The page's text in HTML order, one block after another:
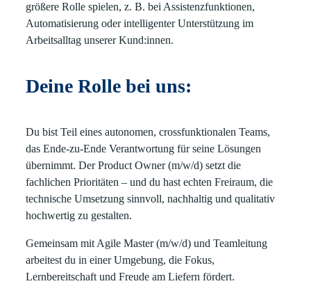
größere Rolle spielen, z. B. bei Assistenzfunktionen,
Automatisierung oder intelligenter Unterstützung im
Arbeitsalltag unserer Kund:innen.
Deine Rolle bei uns:
Du bist Teil eines autonomen, crossfunktionalen Teams,
das Ende-zu-Ende Verantwortung für seine Lösungen
übernimmt. Der Product Owner (m/w/d) setzt die
fachlichen Prioritäten – und du hast echten Freiraum, die
technische Umsetzung sinnvoll, nachhaltig und qualitativ
hochwertig zu gestalten.
Gemeinsam mit Agile Master (m/w/d) und Teamleitung
arbeitest du in einer Umgebung, die Fokus,
Lernbereitschaft und Freude am Liefern fördert.